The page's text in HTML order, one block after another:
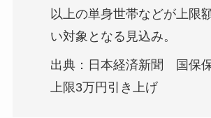
以上の単身世帯などが上限
い対象となる見込み。
出典：日本経済新聞 国保保
上限3万円引き上げ